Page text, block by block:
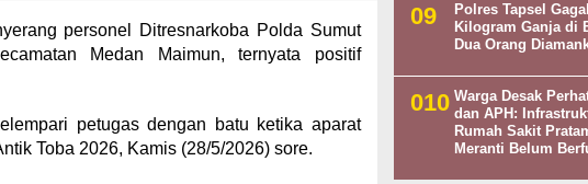
personel Ditresnarkoba Polda Sumut
Medan Maimun, ternyata positif
petugas dengan batu ketika aparat
Toba 2026, Kamis (28/5/2026) sore.
Polres Tapsel
Kilogram Ganja di
Dua Orang
Warga Desak
dan APH:
Rumah Sakit
Meranti Belum